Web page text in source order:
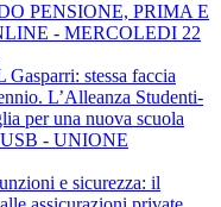
PENSIONE, PRIMA E
- MERCOLEDI 22
stessa faccia
L’Alleanza Studenti-
per una nuova scuola
USB - UNIONE
e sicurezza: il